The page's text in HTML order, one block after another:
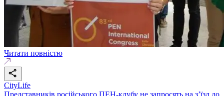
Читати повністю
CityLife
Представників російського ПЕН-клубу не запросять на з’їзд до